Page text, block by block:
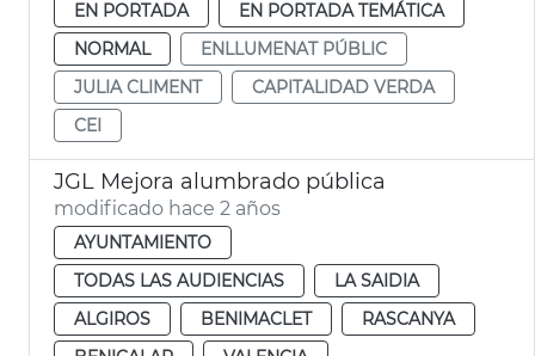
EN PORTADA
EN PORTADA TEMÁTICA
NORMAL
ENLLUMENAT PÚBLIC
JULIA CLIMENT
CAPITALIDAD VERDA
CEI
JGL Mejora alumbrado pública
modificado hace 2 años
AYUNTAMIENTO
TODAS LAS AUDIENCIAS
LA SAIDIA
ALGIROS
BENIMACLET
RASCANYA